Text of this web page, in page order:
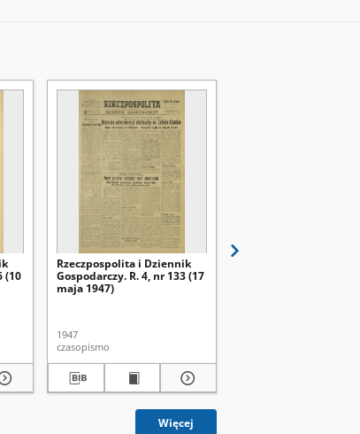
(10
Rzeczpospolita i Dziennik
Gospodarczy. R. 4, nr 133 (17
maja 1947)
1947
czasopismo
Więcej